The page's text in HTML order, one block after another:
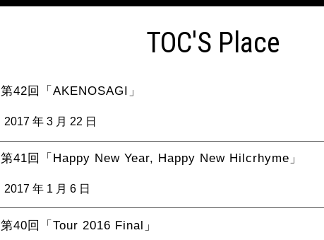
TOC'S Place
第42回「AKENOSAGI」
2017 年 3 月 22 日
第41回「Happy New Year, Happy New Hilcrhyme」
2017 年 1 月 6 日
第40回「Tour 2016 Final」